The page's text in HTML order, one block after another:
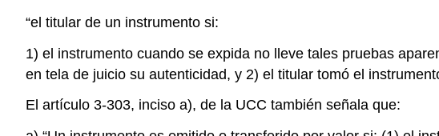
“el titular de un instrumento si:
1) el instrumento cuando se expida no lleve tales pruebas
en tela de juicio su autenticidad, y 2) el titular tomó el
El artículo 3-303, inciso a), de la UCC también señala que: